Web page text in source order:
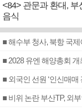
<84> 관문과 환대, 부
음식
■ 해수부 청사, 북항 국
■ 2028 유엔 해양총회 개
■ 외국인 선원 ‘인신매
■ 비위 논란 부산TP, 외